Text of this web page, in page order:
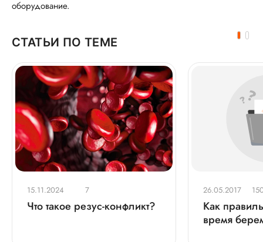
оборудование.
СТАТЬИ ПО ТЕМЕ
15.11.2024 7
Что такое резус-конфликт?
26.05.2017
Как
время